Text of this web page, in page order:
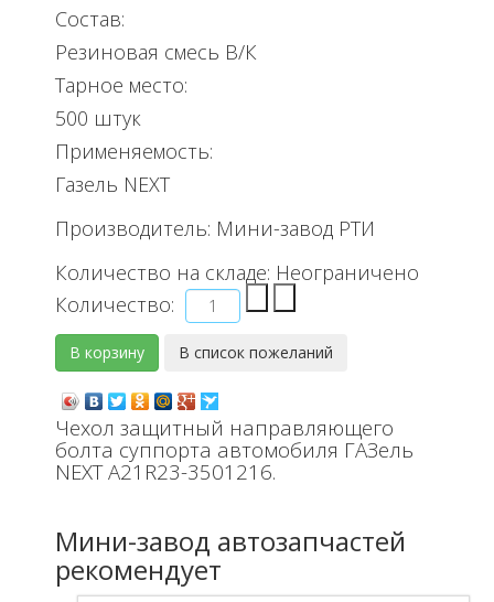
Состав:
Резиновая смесь В/К
Тарное место:
500 штук
Применяемость:
Газель NEXT
Производитель: Мини-завод РТИ
Количество на складе: Неограничено
Количество:
Чехол защитный направляющего
болта суппорта автомобиля ГАЗель
NEXT A21R23-3501216.
Мини-завод автозапчастей
рекомендует